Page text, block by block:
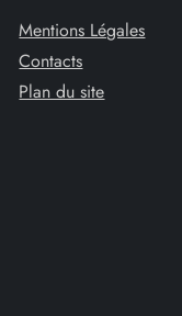
Mentions Légales
Contacts
Plan du site